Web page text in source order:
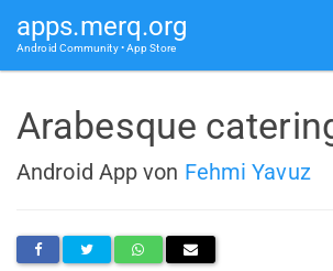
apps.merq.org
Android Community • App Store
Arabesque
Android App von Fehmi Yavuz